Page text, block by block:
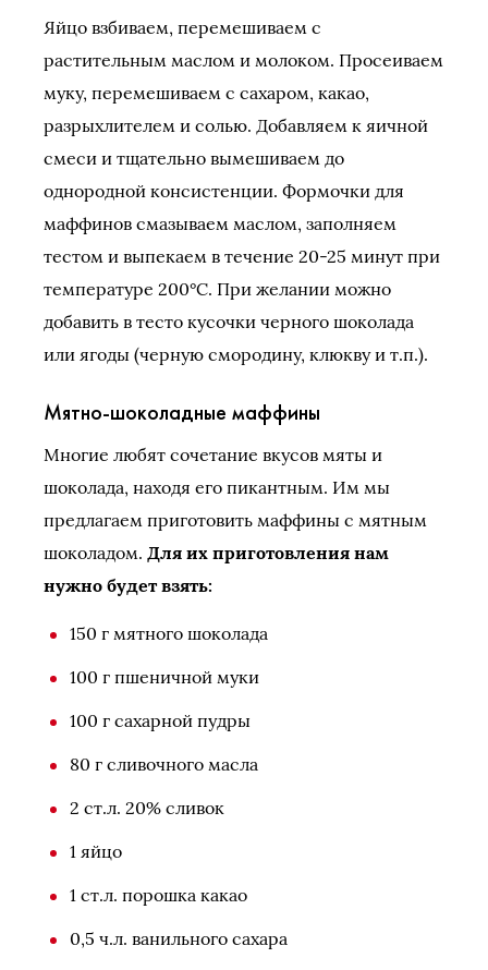
Яйцо взбиваем, перемешиваем с
растительным маслом и молоком. Просеиваем
муку, перемешиваем с сахаром, какао,
разрыхлителем и солью. Добавляем к яичной
смеси и тщательно вымешиваем до
однородной консистенции. Формочки для
маффинов смазываем маслом, заполняем
тестом и выпекаем в течение 20-25 минут при
температуре 200°C. При желании можно
добавить в тесто кусочки черного шоколада
или ягоды (черную смородину, клюкву и т.п.).
Мятно-шоколадные маффины
Многие любят сочетание вкусов мяты и
шоколада, находя его пикантным. Им мы
предлагаем приготовить маффины с мятным
шоколадом. Для их приготовления нам
нужно будет взять:
150 г мятного шоколада
100 г пшеничной муки
100 г сахарной пудры
80 г сливочного масла
2 ст.л. 20% сливок
1 яйцо
1 ст.л. порошка какао
0,5 ч.л. ванильного сахара